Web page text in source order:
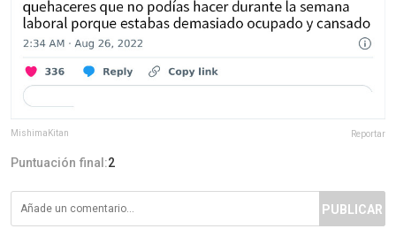
MishimaKitan Reportar
Puntuación final:2
PUBLICAR